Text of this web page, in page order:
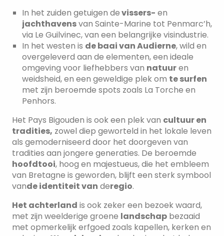
In het zuiden getuigen devissers- en
jachthavensvan Sainte-Marine tot Penmarc’h,
via Le Guilvinec, van een belangrijke visindustrie.
In het westen is de baai van Audierne, wild en
overgeleverd aan de elementen, een ideale
omgeving voor liefhebbers van natuuren
weidsheid, en een geweldige plek om te surfen
met zijn beroemde spots zoals La Torche en
Penhors.
Het Pays Bigouden is ook een plek van cultuur en
tradities, zowel diep geworteld in het lokale leven
als gemoderniseerd door het doorgeven van
tradities aan jongere generaties. De beroemde
hoofdtooi, hoog en majestueus, die het embleem
van Bretagne is geworden, blijft een sterk symbool
vande identiteit van deregio.
Het achterland is ook zeker een bezoek waard,
met zijn weelderige groene landschap bezaaid
met opmerkelijk erfgoed zoals kapellen, kerken en